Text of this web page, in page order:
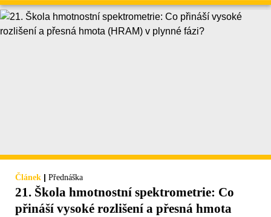
Článek | Přednáška
21. Škola hmotnostní spektrometrie: Co
přináší vysoké rozlišení a přesná hmota